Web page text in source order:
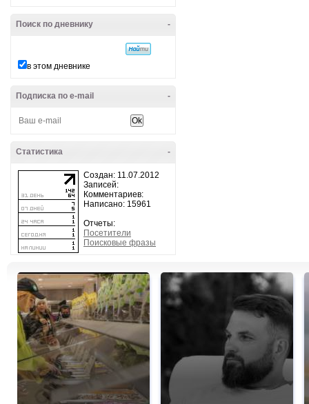
-
Поиск по дневнику
в этом дневнике
-
Подписка по e-mail
-
Статистика
Создан: 11.07.2012
Записей:
Комментариев:
Написано: 15961
Отчеты:
Посетители
Поисковые фразы